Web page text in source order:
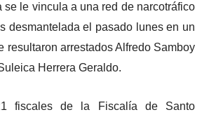
se le vincula a una red de narcotráfico
desmantelada el pasado lunes en un
resultaron arrestados Alfredo Samboy
Herrera Geraldo.
fiscales de la Fiscalía de Santo